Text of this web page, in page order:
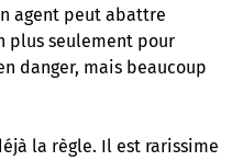
agent peut abattre
plus seulement pour
danger, mais beaucoup
la règle. Il est rarissime